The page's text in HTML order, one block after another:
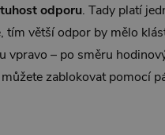
tuhost odporu. Tady platí
tím větší odpor by mělo
vpravo – po směru
zablokovat pomocí